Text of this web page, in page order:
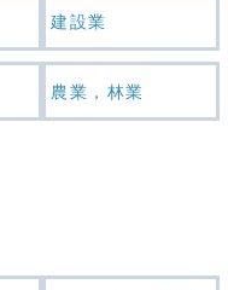
建設業
農業，林業